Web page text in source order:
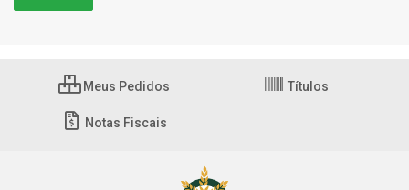
Meus Pedidos Títulos
Notas Fiscais